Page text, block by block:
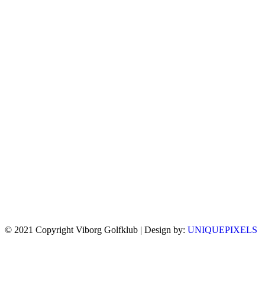
© 2021 Copyright Viborg Golfklub | Design by: UNIQUEPIXELS